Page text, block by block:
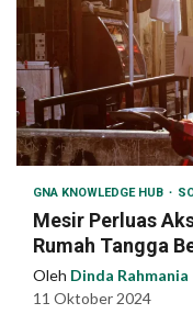
GNA KNOWLEDGE HUB
Mesir Perluas
Rumah Tangga
Oleh Dinda Rahmania
11 Oktober 2024